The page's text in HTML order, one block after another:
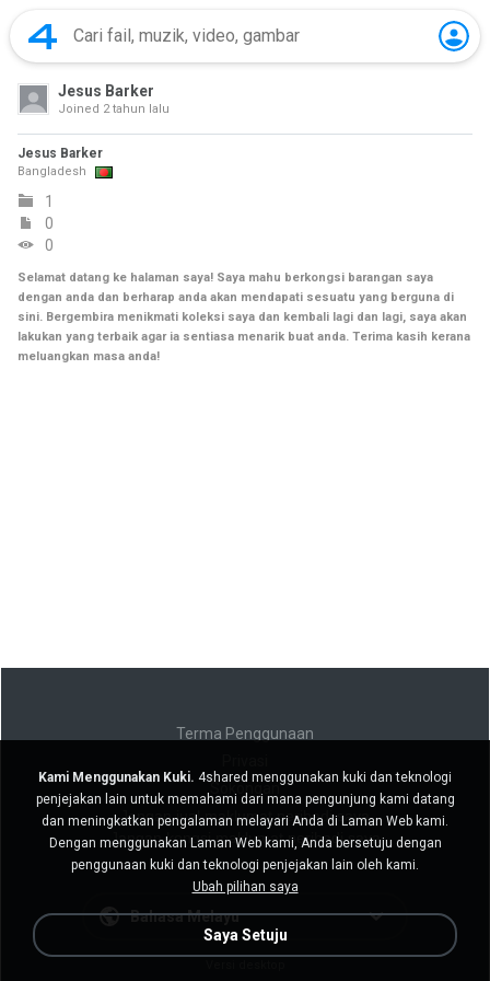
Jesus Barker
Joined 2 tahun lalu
Jesus Barker
Bangladesh
1
0
0
Selamat datang ke halaman saya! Saya mahu berkongsi barangan saya
dengan anda dan berharap anda akan mendapati sesuatu yang berguna di
sini. Bergembira menikmati koleksi saya dan kembali lagi dan lagi, saya akan
lakukan yang terbaik agar ia sentiasa menarik buat anda. Terima kasih kerana
meluangkan masa anda!
Terma Penggunaan
Jangan jual maklumat peribadi saya
Jangan kongsi maklumat peribadi saya
Bahasa Melayu
Kami Menggunakan Kuki. 4shared menggunakan kuki dan teknologi
penjejakan lain untuk memahami dari mana pengunjung kami datang
dan meningkatkan pengalaman melayari Anda di Laman Web kami.
Dengan menggunakan Laman Web kami, Anda bersetuju dengan
penggunaan kuki dan teknologi penjejakan lain oleh kami.
Ubah pilihan saya
Saya Setuju